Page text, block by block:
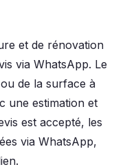
et de rénovation
via WhatsApp. Le
de la surface à
une estimation et
est accepté, les
via WhatsApp,